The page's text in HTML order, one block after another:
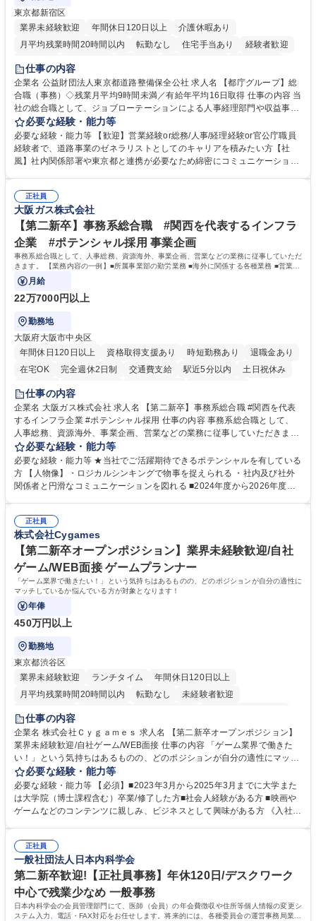
東京都新宿区
業界未経験歓迎
年間休日120日以上
介護休暇あり
月平均残業時間20時間以内
転勤なし 住宅手当あり
経験者歓迎
研修あり
退職金あり
駅近5分以内
資格取得手当あり 食事補助あり
仕事の内容
企業名 公益財団法人東京都道路整備保全公社 求人名 【都庁グループ】総
合職（事務）◇残業月平均9時間未満／有給年平均16日取得 仕事の内容 当
社の総合職として、ジョブローテーションによる人事経理部門や収益事業
等のフロント部門の部署等幅広い部署での業務をお任せいたします。研修
制度やキャリア支援が充実しております！ ※下記業務詳細 【業務詳細】■
管理部門：広報、人事、経理など当公社の運営に係る管理業務 ■収益部
門：駐車場の新規開拓、管理運営、新宿駅西口広場の「イベントコーナ
道路施設や道路工事現場の見学ツアー事業 ※入社後は上記いずれかの部門
へ配属。※業務内容変更の範囲：会社の定める業務 募集職種 【都庁グル
ープ】総合職（事務）◇残業月平均9時間未満／有給年平均16日取得
必要な経験・能力等
必要な経験・能力等 【歓迎】営業経験or総務/人事/経理経験or官公庁職員
経験者で、道路事業のゼネラリストとしてのキャリアを積みたい方【社
風】社内関係部署や東京都と連携が必要なため綿密にコミュニケーション
部門など多岐に渡る業務を経験できます。 ■様々なプロジェクト：駐車場
事業の他、新宿駅西口広場内に設置された照明を兼ねた広告「ブライトサ
イン」の管理運営を行うなど、事業収益を生み出す活動を積極的に行って
います。 学歴・資格 学歴：大学院 大学 高専 短大 専修学校 高校 語学力：
資格：
正社員
大阪ガス株式会社
【第二新卒】事務系総合職 #関西を代表するインフラ
企業 #ポテンシャル採用 事業企画
事務系総合職として、人事総務、資源海外、事業企画、営業などの業務に従事していただ
きます。 【業務内容の一例】■所属事業部の勤労業務 ■海外に関係する各種業務 ■営業部
門の企画スタッフ、ルート営業
月給
22万7000円以上
勤務地
大阪府大阪市中央区
年間休日120日以上
資格取得支援あり 時短勤務あり
退職金あり
在宅OK
完全週休2日制 交通費支給 駅近5分以内
土日祝休み
服装自由
第二新卒歓迎
仕事の内容
企業名 大阪ガス株式会社 求人名 【第二新卒】事務系総合職 #関西を代表
するインフラ企業 #ポテンシャル採用 仕事の内容 事務系総合職として、
人事総務、資源海外、事業企画、営業などの業務に従事していただきま
す。 【業務内容の一例】■所属事業部の勤労業務 ■海外に関係する各種業
務 ■営業部門の企画スタッフ、ルート営業 【キャリアパス】入社後の配属
ポジションで一定期間ご活躍頂いた後、本人の適性及び将来のキャリアを
鑑みてジョブローテーションを行います。 【育成】OJTでの現場育成や研
表するインフラ企業 #ポテンシャル採用
必要な経験・能力等
必要な経験・能力等 ★当社でご活躍期待できるポテンシャルを有している
方 【人物像】・ロジカルシンキングで物事を捉えられる ・社内及び社外
関係者と円滑なコミュニケーションを図れる ■2024年度から2026年度ま
72.html ■エネルギーセキュリティの不安定化や気候変動による自然災害の
甚大化など、これまで以上に社会課題解決の重要性が高まっています。
「未来の日常」の創造に向けて持続可能な社会の実現に貢献してまいりま
す。 学歴・資格 学歴：大学院 大学 語学力： 資格：
正社員
株式会社Cygames
【第二新卒オープンポジション】業界未経験歓迎/自社
ゲーム/WEB面接 ゲームプランナー
「ゲーム業界で働きたい！」という気持ちはあるものの、どのポジションが自分の適性に
マッチしているか悩んでいる方が対象となります！
年俸
450万円以上
勤務地
東京都渋谷区
業界未経験歓迎
ランチタイム
年間休日120日以上
月平均残業時間20時間以内
転勤なし
未経験者歓迎
住宅手当あり
交通費支給
土日祝休み 服装自由 昼食補助あり
第二新卒歓迎
食事補助あり
仕事の内容
企業名 株式会社Ｃｙｇａｍｅｓ 求人名 【第二新卒オープンポジション】
業界未経験歓迎/自社ゲーム/WEB面接 仕事の内容 「ゲーム業界で働きた
い！」という気持ちはあるものの、どのポジションが自分の適性にマッチ
しているか悩んでいる方が対象となります！ 総合職（プランナー/データ
アナリストなど）、技術職（開発エンジニ ア/インフラエンジニアな
ど）、デザイン職（デザイナー/イラストレ ーターなど）等から、面接で
ご希望と適正にマッチしたポジションをご案内いたします。ゲームやエン
のご応募をお待ちしております。 募集職種 【第二新卒オープンポジショ
ン】業界未経験歓迎/自社ゲーム/WEB面接
必要な経験・能力等
必要な経験・能力等 【必須】■2023年3月から2025年3月までに大学また
は大学院（博士課程含む）卒業/修了した方■社会人経験がある方 ■映画や
ゲームなどのコンテンツに親しみ、ビジネスとして興味がある方 《入社実
正社員
一般社団法人日本内科学会
第二新卒歓迎!【正社員事務】年休120日/デスクワーク
中心で残業少なめ 一般事務
日本内科学会の会員管理部門にて、医師（会員）の年会費徴収や住所等個人情報の変更シ
ステム入力、電話・FAX対応をお任せします。将来的には、各種委員会の運営事務局業務